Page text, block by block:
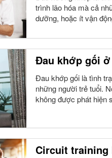
trình lão hóa mà cả
dưỡng, hoặc ít vận
Đau khớp gối
Đau khớp gối là tình
những người trẻ tuổi.
không được phát hiện
Circuit training